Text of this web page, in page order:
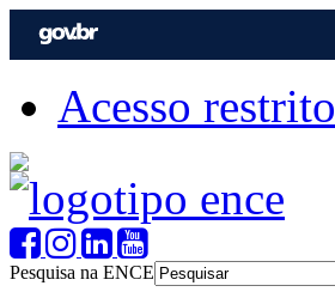
Acesso restrito
Pesquisa na ENCE